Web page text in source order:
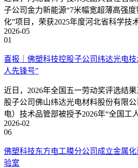
子公司金力新能源“7米幅宽超薄高强
化”项目，荣获2025年度河北省科学技
2026-05
01
喜报｜佛塑科技控股子公司纬达光电
人先锋号”
近日，2026年全国五一劳动奖评选结
股子公司佛山纬达光电材料股份有限
电）技术品管部被授予2026年“全国工
2026-02
06
佛塑科技东方电工膜分公司成立金属
验室